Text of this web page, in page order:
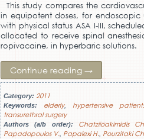
This study compares the
in equipotent doses, for endoscopic
with physical status ASA I-III,
allocated to receive spinal
ropivacaine, in hyperbaric solutions.
Continue reading →
Category: 2011
Keywords: elderly, hypertensive
transurethral surgery
Authors (a/b order):
Chatziioakimidis
Papadopoulos V. Papalexi H. Pourzitaki